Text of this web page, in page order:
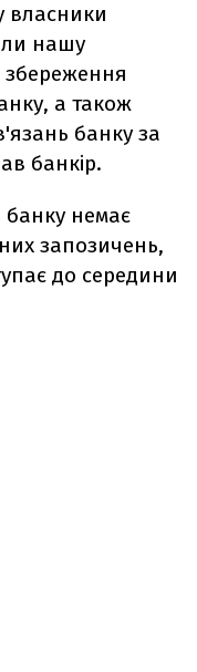
власники
нашу
а також
банку за
банкір.
банку немає
запозичень,
до середини